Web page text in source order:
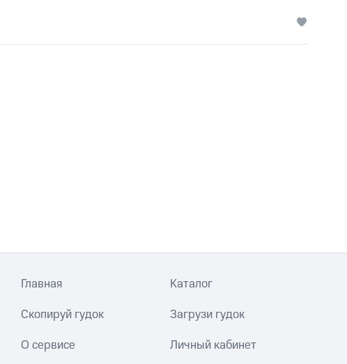
Главная Каталог
Скопируй гудок Загрузи гудок
О сервисе Личный кабинет